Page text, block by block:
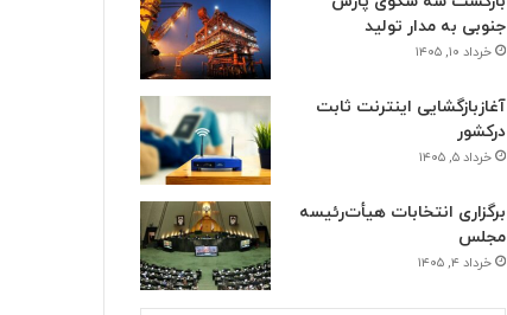
جنوبی به مدار تولید
خرداد ۱۰, ۱۴۰۵
آغازبازگشایی اینترنت ثابت
درکشور
خرداد ۵, ۱۴۰۵
برگزاری انتخابات هیأت‌رئیسه
مجلس
خرداد ۴, ۱۴۰۵